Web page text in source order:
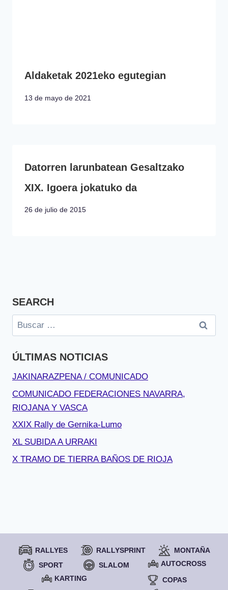
Aldaketak 2021eko egutegian
13 de mayo de 2021
Datorren larunbatean Gesaltzako
XIX. Igoera jokatuko da
26 de julio de 2015
SEARCH
Buscar:
ÚLTIMAS NOTICIAS
JAKINARAZPENA / COMUNICADO
COMUNICADO FEDERACIONES NAVARRA,
RIOJANA Y VASCA
XXIX Rally de Gernika-Lumo
XL SUBIDA A URRAKI
X TRAMO DE TIERRA BAÑOS DE RIOJA
RALLYES RALLYSPRINT
MONTAÑA
SPORT
SLALOM
AUTOCROSS
KARTING
COPAS